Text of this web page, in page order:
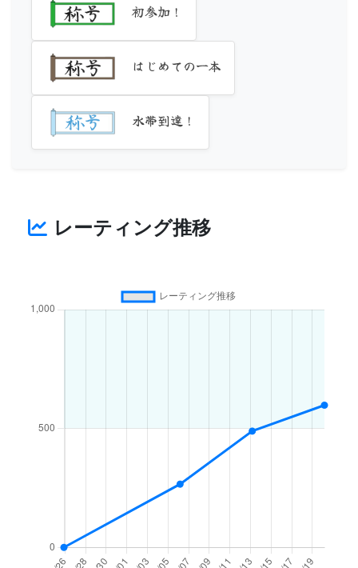
初参加！
はじめての一本
水帯到達！
レーティング推移